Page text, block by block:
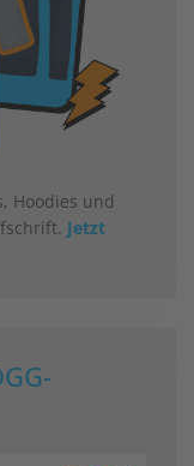
Hoodies und
Jetzt